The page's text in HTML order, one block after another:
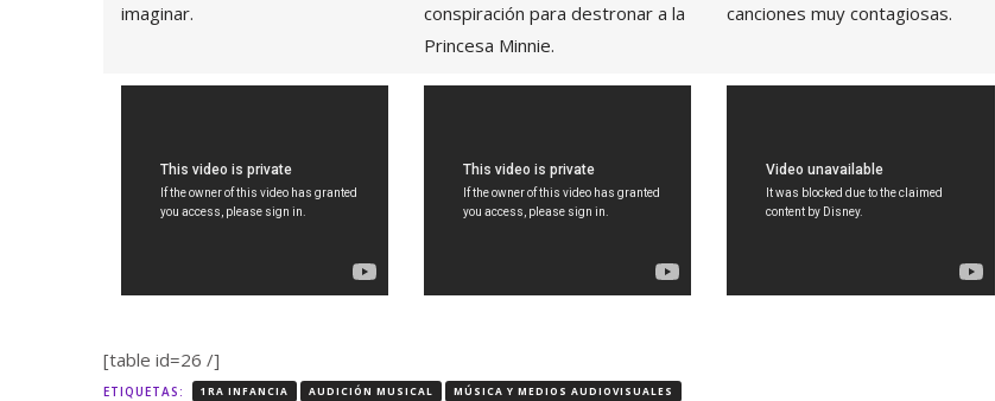
imaginar.
conspiración para destronar a la
Princesa Minnie.
canciones muy contagiosas.
[table id=26 /]
ETIQUETAS: 1RA INFANCIA AUDICIÓN MUSICAL MÚSICA Y MEDIOS AUDIOVISUALES